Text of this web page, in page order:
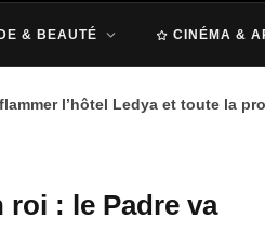
& BEAUTÉ CINÉMA &
l’hôtel Ledya et toute la
roi : le Padre va